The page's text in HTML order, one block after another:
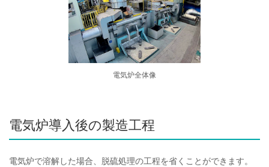
電気炉全体像
電気炉導入後の製造工程
電気炉で溶解した場合、脱硫処理の工程を省くことができます。